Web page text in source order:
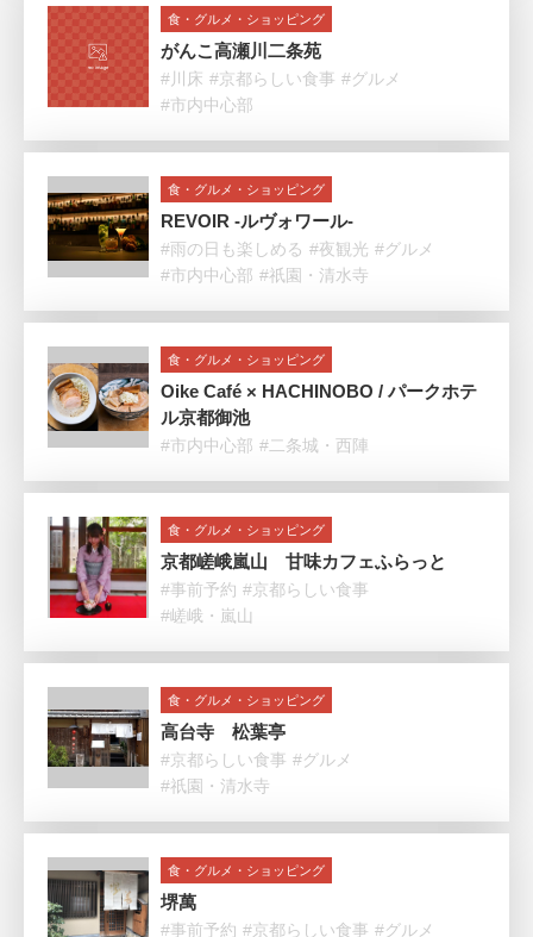
食・グルメ・ショッピング
がんこ高瀬川二条苑
#川床 #京都らしい食事 #グルメ
#市内中心部
食・グルメ・ショッピング
REVOIR -ルヴォワール-
#雨の日も楽しめる #夜観光 #グルメ
#市内中心部 #祇園・清水寺
食・グルメ・ショッピング
Oike Café × HACHINOBO / パークホテ
ル京都御池
#市内中心部 #二条城・西陣
食・グルメ・ショッピング
京都嵯峨嵐山 甘味カフェふらっと
#事前予約 #京都らしい食事
#嵯峨・嵐山
食・グルメ・ショッピング
高台寺 松葉亭
#京都らしい食事 #グルメ
#祇園・清水寺
食・グルメ・ショッピング
堺萬
#事前予約 #京都らしい食事 #グルメ